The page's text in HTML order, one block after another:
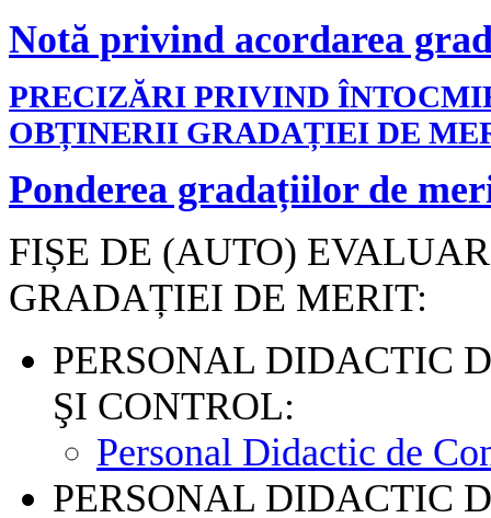
Notă privind acordarea
PRECIZĂRI PRIVIND
OBȚINERII GRADAȚIEI DE
Ponderea gradațiilor de
FIȘE DE (AUTO)
GRADAȚIEI DE MERIT:
PERSONAL DIDACTIC
ŞI CONTROL:
Personal Didactic de
PERSONAL DIDACTIC